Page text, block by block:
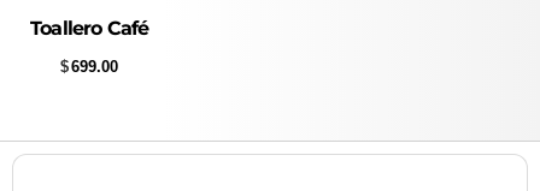
Toallero Café
$699.00